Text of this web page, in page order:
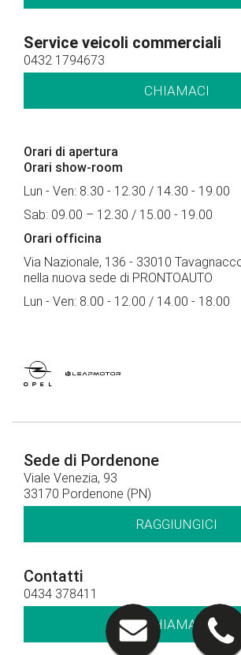
Service veicoli commerciali
0432 1794673
CHIAMACI
Orari di apertura
Orari show-room
Lun - Ven: 8.30 - 12.30 / 14.30 - 19.00
Sab: 09.00 – 12.30 / 15.00 - 19.00
Orari officina
Via Nazionale, 136 - 33010
nella nuova sede di PRONTOAUTO
Lun - Ven: 8.00 - 12.00 / 14.00 - 18.00
Sede di Pordenone
Viale Venezia, 93
33170 Pordenone (PN)
RAGGIUNGICI
Contatti
0434 378411
CHIAMACI